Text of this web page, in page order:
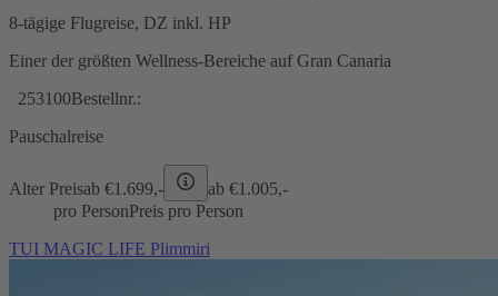
8-tägige Flugreise, DZ inkl. HP
Einer der größten Wellness-Bereiche auf Gran Canaria
253100Bestellnr.:
Pauschalreise
Alter Preisab €1.699,- ab €1.005,-
pro PersonPreis pro Person
TUI MAGIC LIFE Plimmiri